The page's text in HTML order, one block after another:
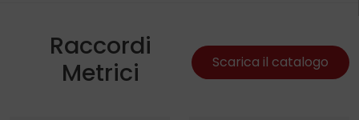
Raccordi
Metrici
Scarica il catalogo